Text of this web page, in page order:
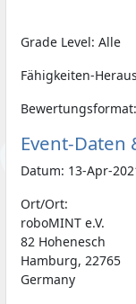
Grade Level: Alle
Fähigkeiten-
Event-Daten
Datum: 13-Apr-
Ort/Ort:
roboMINT e.V.
82 Hohenesch
Hamburg, 22765
Germany